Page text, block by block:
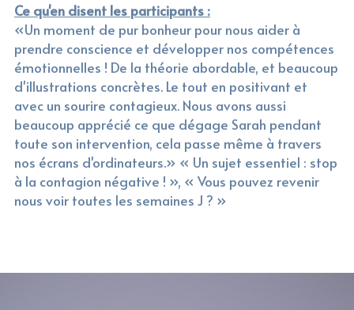
Ce qu'en disent les participants :
«Un moment de pur bonheur pour nous aider à
prendre conscience et développer nos compétences
émotionnelles ! De la théorie abordable, et beaucoup
d'illustrations concrètes. Le tout en positivant et
avec un sourire contagieux. Nous avons aussi
beaucoup apprécié ce que dégage Sarah pendant
toute son intervention, cela passe même à travers
nos écrans d'ordinateurs.» « Un sujet essentiel : stop
à la contagion négative ! », « Vous pouvez revenir
nous voir toutes les semaines J ? »